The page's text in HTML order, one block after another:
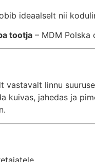
ideaalselt nii
tootja – MDM
vastavalt linnu
kuivas, jahedas ja